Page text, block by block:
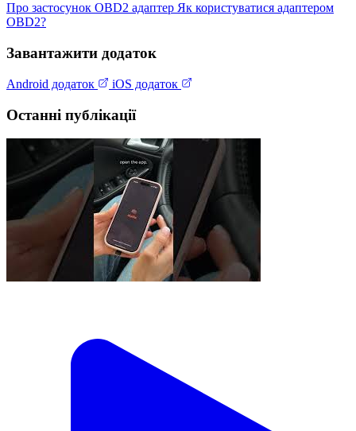
Про застосунок OBD2 адаптер Як користуватися адаптером
OBD2?
Завантажити додаток
Android додаток iOS додаток
Останні публікації